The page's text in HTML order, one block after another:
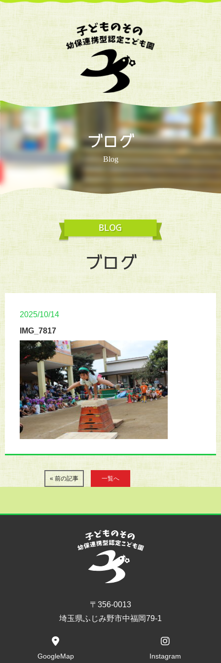
ブログ
Blog
ブログ
2025/10/14
IMG_7817
« 前の記事 一覧へ
〒356-0013
埼玉県ふじみ野市中福岡79-1
GoogleMap Instagram